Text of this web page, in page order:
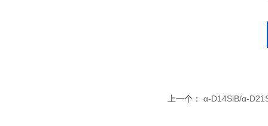
上一个： α-D14SiB/α-